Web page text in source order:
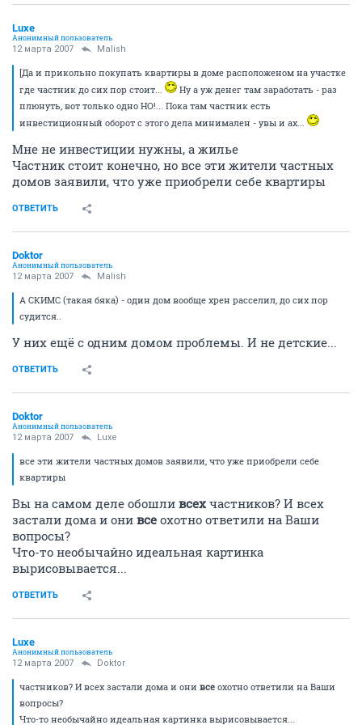
Luxe
Анонимный пользователь
12 марта 2007 Malish
[Да и прикольно покупать квартиры в доме расположеном на участке
где частник до сих пор стоит...
Ну а уж денег там заработать - раз
плюнуть, вот только одно НО!... Пока там частник есть
инвестиционный оборот с этого дела минимален - увы и ах...
Мне не инвестиции нужны, а жилье
Частник стоит конечно, но все эти жители частных
домов заявили, что уже приобрели себе квартиры
ОТВЕТИТЬ
Doktor
Анонимный пользователь
12 марта 2007 Malish
А СКИМС (такая бяка) - один дом вообще хрен расселил, до сих пор
судится..
У них ещё с одним домом проблемы. И не детские...
ОТВЕТИТЬ
Doktor
Анонимный пользователь
12 марта 2007 Luxe
все эти жители частных домов заявили, что уже приобрели себе
квартиры
Вы на самом деле обошли всех частников? И всех
застали дома и они все охотно ответили на Ваши
вопросы?
Что-то необычайно идеальная картинка
вырисовывается...
ОТВЕТИТЬ
Luxe
Анонимный пользователь
12 марта 2007 Doktor
частников? И всех застали дома и они все охотно ответили на Ваши
вопросы?
Что-то необычайно идеальная картинка вырисовывается...